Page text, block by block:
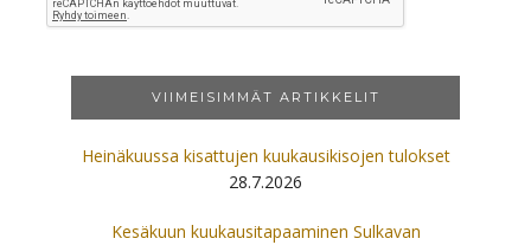
VIIMEISIMMÄT ARTIKKELIT
Heinäkuussa kisattujen kuukausikisojen tulokset
28.7.2026
Kesäkuun kuukausitapaaminen Sulkavan